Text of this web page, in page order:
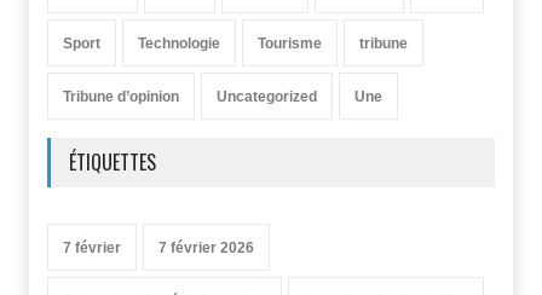
Sport Technologie Tourisme tribune
Tribune d’opinion Uncategorized Une
ÉTIQUETTES
7 février 7 février 2026